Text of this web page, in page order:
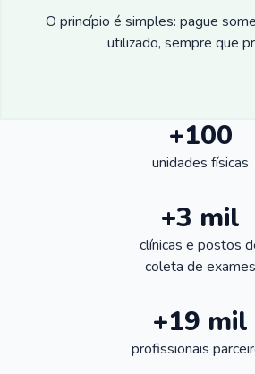
O princípio é simples: pague
utilizado, sempre que
+100
unidades físicas
+3 mil
clínicas e postos
coleta de exames
+19 mil
profissionais